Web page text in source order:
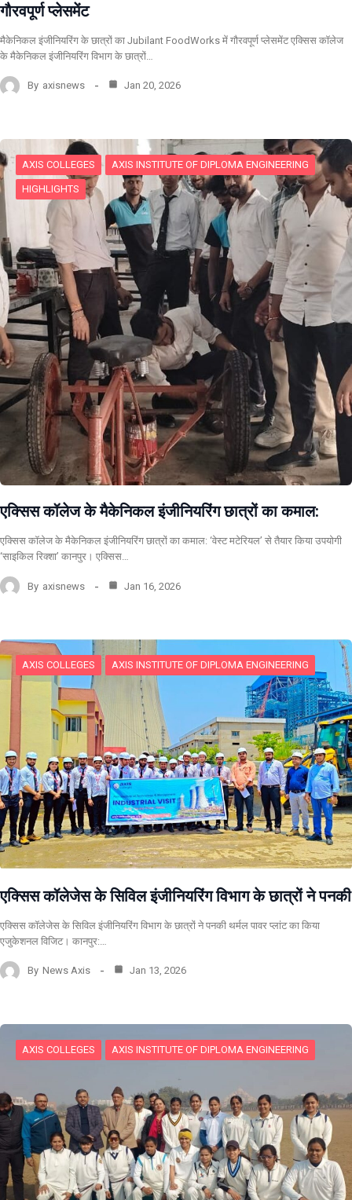
गौरवपूर्ण प्लेसमेंट
मैकेनिकल इंजीनियरिंग के छात्रों का Jubilant FoodWorks में गौरवपूर्ण प्लेसमेंट एक्सिस कॉलेज
के मैकेनिकल इंजीनियरिंग विभाग के छात्रों…
By axisnews Jan 20, 2026
AXIS COLLEGES AXIS INSTITUTE OF DIPLOMA ENGINEERING
HIGHLIGHTS
एक्सिस कॉलेज के मैकेनिकल इंजीनियरिंग छात्रों का कमाल:
एक्सिस कॉलेज के मैकेनिकल इंजीनियरिंग छात्रों का कमाल: ‘वेस्ट मटेरियल’ से तैयार किया उपयोगी
‘साइकिल रिक्शा’ कानपुर। एक्सिस…
By axisnews Jan 16, 2026
AXIS COLLEGES AXIS INSTITUTE OF DIPLOMA ENGINEERING
एक्सिस कॉलेजेस के सिविल इंजीनियरिंग विभाग के छात्रों ने पनकी
एक्सिस कॉलेजेस के सिविल इंजीनियरिंग विभाग के छात्रों ने पनकी थर्मल पावर प्लांट का किया
एजुकेशनल विजिट। कानपुर:…
By News Axis Jan 13, 2026
AXIS COLLEGES AXIS INSTITUTE OF DIPLOMA ENGINEERING